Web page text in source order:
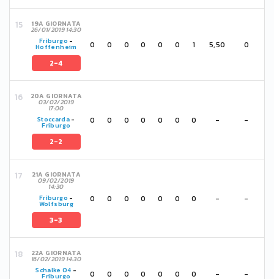
19A GIORNATA
26/01/2019 14:30
Friburgo -
Hoffenheim
2-4
0 0 0 0 0 0 1 5,50 0
20A GIORNATA
03/02/2019
17:00
Stoccarda -
Friburgo
2-2
0 0 0 0 0 0 0 - -
21A GIORNATA
09/02/2019
14:30
Friburgo -
Wolfsburg
3-3
0 0 0 0 0 0 0 - -
22A GIORNATA
16/02/2019 14:30
Schalke 04 -
Friburgo 0 0 0 0 0 0 0 - -